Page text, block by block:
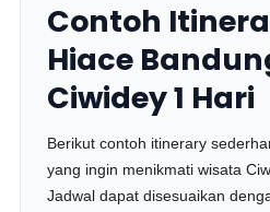
Contoh
Hiace
Ciwidey 1 Hari
Berikut contoh itinerary
yang ingin menikmati wisata
Jadwal dapat disesuaikan